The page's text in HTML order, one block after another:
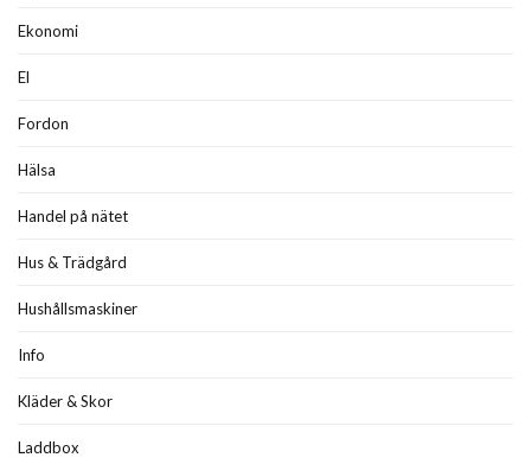
Ekonomi
El
Fordon
Hälsa
Handel på nätet
Hus & Trädgård
Hushållsmaskiner
Info
Kläder & Skor
Laddbox